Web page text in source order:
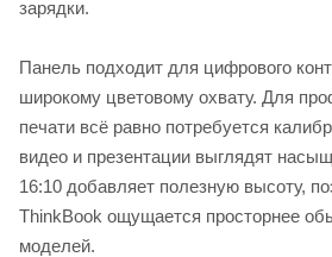
зарядки.
Панель подходит для цифрового
широкому цветовому охвату. Для
печати всё равно потребуется
видео и презентации выглядят
16:10 добавляет полезную высоту,
ThinkBook ощущается просторнее
моделей.